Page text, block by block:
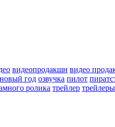
видеопродакшн видео
новый год озвучка пилот
ролика трейлер трейлеры